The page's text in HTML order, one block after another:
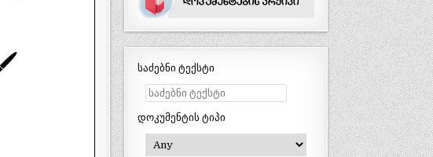
საძებნი ტექსტი
დოკუმენტის ტიპი